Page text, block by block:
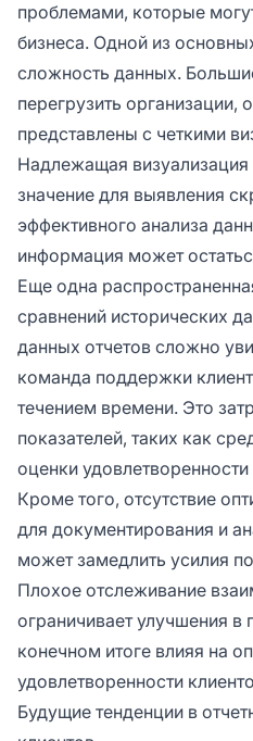
проблемами, которые
бизнеса. Одной из
сложность данных.
перегрузить организации,
представлены с четкими
Надлежащая
значение для выявления
эффективного анализа
информация может
Еще одна
сравнений исторических
данных отчетов сложно
команда поддержки
течением времени. Это
показателей, таких как
оценки удовлетворенности
Кроме того, отсутствие
для документирования и
может замедлить усилия
Плохое отслеживание
ограничивает улучшения
конечном итоге влияя на
удовлетворенности
Будущие тенденции в